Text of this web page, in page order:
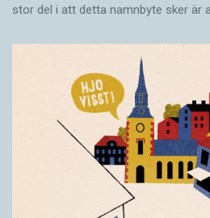
stor del i att detta namnbyte sker är